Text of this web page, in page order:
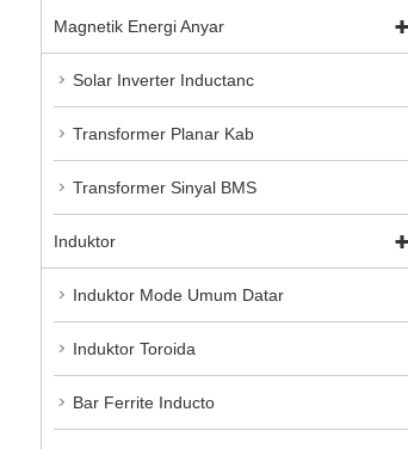
Magnetik Energi Anyar
Solar Inverter Inductanc
Transformer Planar Kab
Transformer Sinyal BMS
Induktor
Induktor Mode Umum Datar
Induktor Toroida
Bar Ferrite Inducto